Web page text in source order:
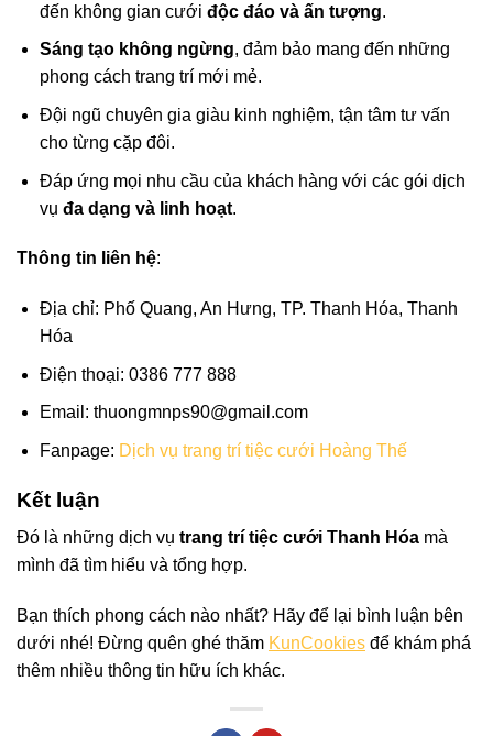
đến không gian cưới độc đáo và ấn tượng.
Sáng tạo không ngừng, đảm bảo mang đến những
phong cách trang trí mới mẻ.
Đội ngũ chuyên gia giàu kinh nghiệm, tận tâm tư vấn
cho từng cặp đôi.
Đáp ứng mọi nhu cầu của khách hàng với các gói dịch
vụ đa dạng và linh hoạt.
Thông tin liên hệ:
Địa chỉ: Phố Quang, An Hưng, TP. Thanh Hóa, Thanh
Hóa
Điện thoại: 0386 777 888
Email: thuongmnps90@gmail.com
Fanpage: Dịch vụ trang trí tiệc cưới Hoàng Thế
Kết luận
Đó là những dịch vụ trang trí tiệc cưới Thanh Hóa mà
mình đã tìm hiểu và tổng hợp.
Bạn thích phong cách nào nhất? Hãy để lại bình luận bên
dưới nhé! Đừng quên ghé thăm KunCookies để khám phá
thêm nhiều thông tin hữu ích khác.